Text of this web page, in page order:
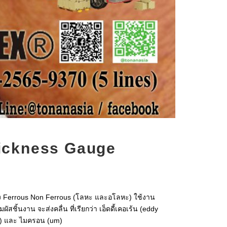
Gauge
Non Ferrous (โลหะ และอโลหะ) ใช้งาน
สชิ้นงาน จะส่งคลื่น ที่เรียกว่า เอ็ดดี้เคอเร้น (eddy
และ ไมครอน (um)